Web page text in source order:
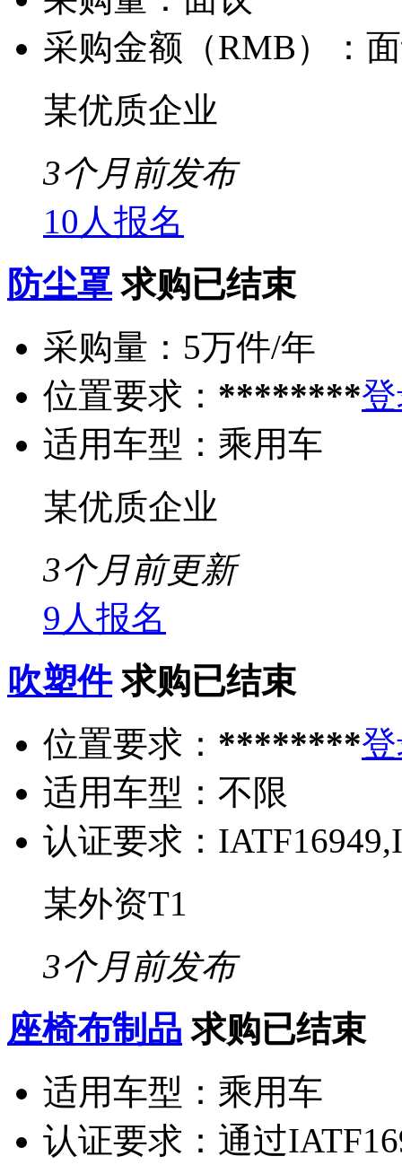
采购金额（RMB）：
某优质企业
3个月前发布
10人报名
防尘罩 求购已结束
采购量： 5万件/年
位置要求： ********
适用车型： 乘用车
某优质企业
3个月前更新
9人报名
吹塑件 求购已结束
位置要求： ********
适用车型： 不限
认证要求：
某外资T1
3个月前发布
座椅布制品 求购已结束
适用车型： 乘用车
认证要求： 通过